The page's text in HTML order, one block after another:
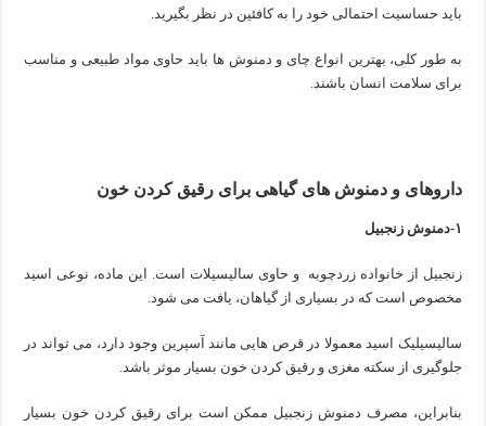
باید حساسیت احتمالی خود را به کافئین در نظر بگیرید.
به طور کلی، بهترین انواع چای و دمنوش ها باید حاوی مواد طبیعی و مناسب
برای سلامت انسان باشند.
داروهای و دمنوش های گیاهی برای رقیق کردن خون
۱-دمنوش زنجبیل
زنجبیل از خانواده زردچوبه و حاوی سالیسیلات است. این ماده، نوعی اسید
مخصوص است که در بسیاری از گیاهان، یافت می شود.
سالیسیلیک اسید معمولا در قرص هایی مانند آسپرین وجود دارد، می تواند در
جلوگیری از سکته مغزی و رقیق کردن خون بسیار موثر باشد.
بنابراین، مصرف دمنوش زنجبیل ممکن است برای رقیق کردن خون بسیار